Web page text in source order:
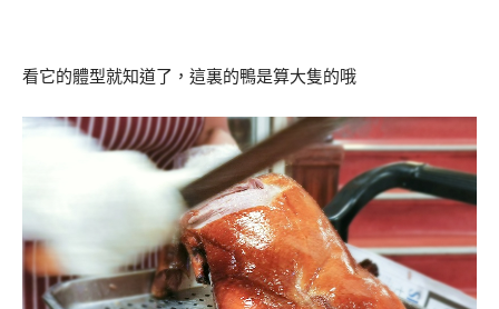
看它的體型就知道了，這裏的鴨是算大隻的哦